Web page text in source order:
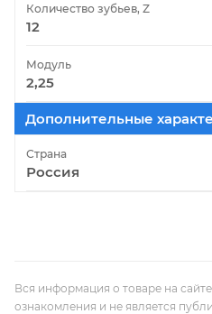
Количество зубьев, Z
12
Модуль
2,25
Дополнительные
Страна
Россия
Вся информация о товаре на
ознакомления и не является